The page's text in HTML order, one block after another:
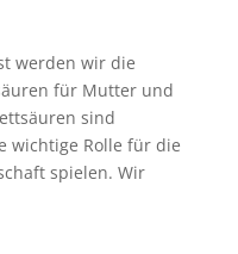
werden wir die
für Mutter und
sind
wichtige Rolle für die
spielen. Wir